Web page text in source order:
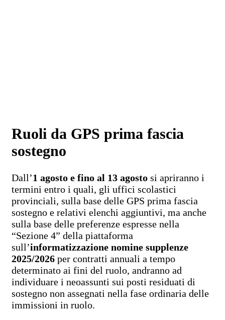
Ruoli da GPS prima fascia
sostegno
Dall’1 agosto e fino al 13 agosto si apriranno i
termini entro i quali, gli uffici scolastici
provinciali, sulla base delle GPS prima fascia
sostegno e relativi elenchi aggiuntivi, ma anche
sulla base delle preferenze espresse nella
“Sezione 4” della piattaforma
sull’informatizzazione nomine supplenze
2025/2026 per contratti annuali a tempo
determinato ai fini del ruolo, andranno ad
individuare i neoassunti sui posti residuati di
sostegno non assegnati nella fase ordinaria delle
immissioni in ruolo.